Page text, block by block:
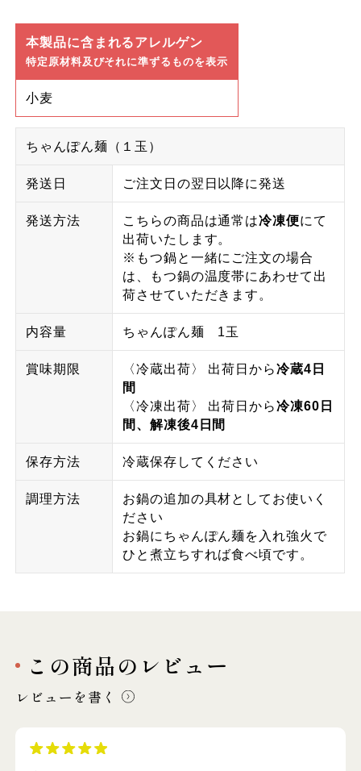
本製品に含まれるアレルゲン
特定原材料及びそれに準ずるものを表示
小麦
ちゃんぽん麺（１玉）
発送日 ご注文日の翌日以降に発送
発送方法 こちらの商品は通常は冷凍便にて
出荷いたします。
※もつ鍋と一緒にご注文の場合
は、もつ鍋の温度帯にあわせて出
荷させていただきます。
内容量 ちゃんぽん麺 1玉
賞味期限 〈冷蔵出荷〉 出荷日から冷蔵4日
間
〈冷凍出荷〉 出荷日から冷凍60日
間、解凍後4日間
保存方法 冷蔵保存してください
調理方法
お鍋の追加の具材としてお使いく
ださい
お鍋にちゃんぽん麺を入れ強火で
ひと煮立ちすれば食べ頃です。
この商品のレビュー
レビューを書く